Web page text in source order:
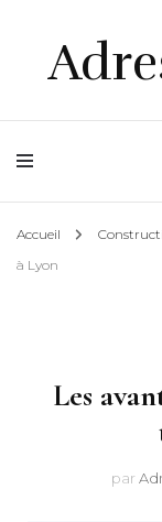
Accueil
à Lyon
Les
par